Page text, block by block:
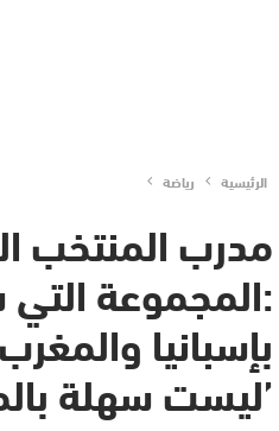
الرئيسية رياضة
مدرب المنتخب
:المجموعة
بإسبانيا
’ليست سهلة